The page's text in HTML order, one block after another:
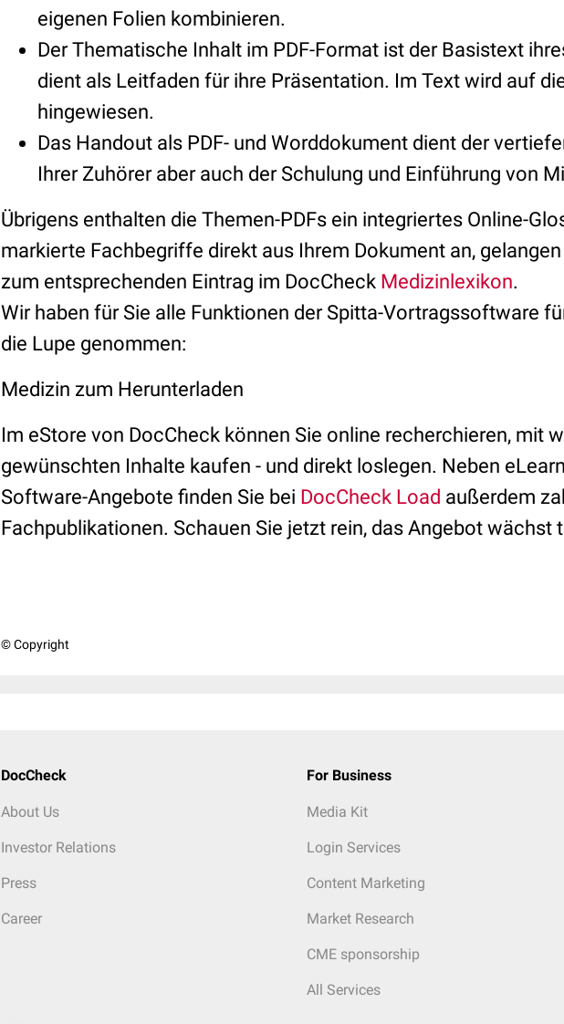
eigenen Folien kombinieren.
Der Thematische Inhalt im PDF-Format ist der Basistext
dient als Leitfaden für ihre Präsentation. Im Text wird auf
hingewiesen.
Das Handout als PDF- und Worddokument dient der
Ihrer Zuhörer aber auch der Schulung und Einführung von
Übrigens enthalten die Themen-PDFs ein integriertes Online-
markierte Fachbegriffe direkt aus Ihrem Dokument an,
zum entsprechenden Eintrag im DocCheck Medizinlexikon.
Wir haben für Sie alle Funktionen der Spitta-Vortragssoftware
die Lupe genommen:
Medizin zum Herunterladen
Im eStore von DocCheck können Sie online recherchieren, mit
gewünschten Inhalte kaufen - und direkt loslegen. Neben
Software-Angebote finden Sie bei DocCheck Load außerdem
Fachpublikationen. Schauen Sie jetzt rein, das Angebot wächst
© Copyright
DocCheck
About Us
Investor Relations
Press
Career
For Business
Media Kit
Login Services
Content Marketing
Market Research
CME sponsorship
All Services